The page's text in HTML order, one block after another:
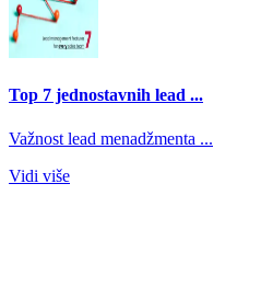
Top 7 jednostavnih lead ...
Važnost lead menadžmenta ...
Vidi više